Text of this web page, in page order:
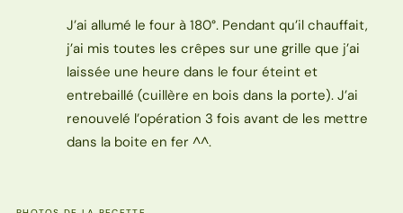
J’ai allumé le four à 180°. Pendant qu’il chauffait,
j’ai mis toutes les crêpes sur une grille que j’ai
laissée une heure dans le four éteint et
entrebaillé (cuillère en bois dans la porte). J’ai
renouvelé l’opération 3 fois avant de les mettre
dans la boite en fer ^^.